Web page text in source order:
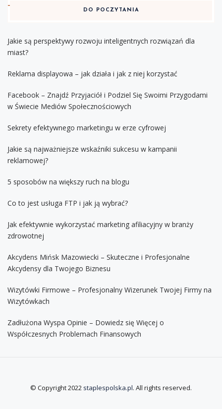
DO POCZYTANIA
Jakie są perspektywy rozwoju inteligentnych rozwiązań dla
miast?
Reklama displayowa – jak działa i jak z niej korzystać
Facebook – Znajdź Przyjaciół i Podziel Się Swoimi Przygodami
w Świecie Mediów Społecznościowych
Sekrety efektywnego marketingu w erze cyfrowej
Jakie są najważniejsze wskaźniki sukcesu w kampanii
reklamowej?
5 sposobów na większy ruch na blogu
Co to jest usługa FTP i jak ją wybrać?
Jak efektywnie wykorzystać marketing afiliacyjny w branży
zdrowotnej
Akcydens Mińsk Mazowiecki – Skuteczne i Profesjonalne
Akcydensy dla Twojego Biznesu
Wizytówki Firmowe – Profesjonalny Wizerunek Twojej Firmy na
Wizytówkach
Zadłużona Wyspa Opinie – Dowiedz się Więcej o
Współczesnych Problemach Finansowych
© Copyright 2022 staplespolska.pl. All rights reserved.